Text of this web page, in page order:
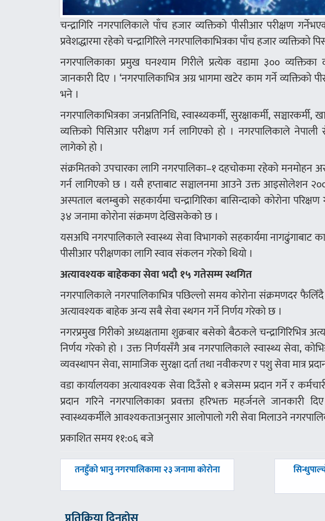
चन्द्रागिरि नगरपालिकाले पाँच हजार व्यक्तिको पीसीआर परीक्षण
प्रवेशद्धारमा रहेको चन्द्रागिरिले नगरपालिकाभित्रका पाँच हजार व्यक्तिको
नगरपालिकाका प्रमुख घनश्याम गिरीले प्रत्येक वडामा ३००
जानकारी दिए । ‘नगरपालिकाभित्र अग्र भागमा खटेर काम गर्ने व्यक्तिको
भने ।
नगरपालिकाभित्रका जनप्रतिनिधि, स्वास्थ्यकर्मी, सुरक्षाकर्मी,
व्यक्तिको पिसिआर परीक्षण गर्न लागिएको हो । नगरपालिकाले नेपाली
लागेको हो ।
संक्रमितको उपचारका लागि नगरपालिका–१ दहचोकमा रहेको मनमोहन
गर्न लागिएको छ । यसै हप्ताबाट सञ्चालनमा आउने उक्त आइसोलेशन
अस्पताल बलम्बुको सहकार्यमा चन्द्रागिरिका बासिन्दाको कोरोना
३४ जनामा कोरोना संक्रमण देखिसकेको छ ।
यसअघि नगरपालिकाले स्वास्थ्य सेवा विभागको सहकार्यमा नागढुंगाबाट
पीसीआर परीक्षणका लागि स्वाव संकलन गरेको थियो ।
अत्यावश्यक बाहेकका सेवा भदौ १५ गतेसम्म स्थगित
नगरपालिकाले नगरपालिकाभित्र पछिल्लो समय कोरोना संक्रमणदर
अत्यावश्यक बाहेक अन्य सबै सेवा स्थगन गर्ने निर्णय गरेको छ ।
नगरप्रमुख गिरीको अध्यक्षतामा शुक्रबार बसेको बैठकले चन्द्रागिरिभित्र
निर्णय गरेको हो । उक्त निर्णयसँगै अब नगरपालिकाले स्वास्थ्य सेवा,
व्यवस्थापन सेवा, सामाजिक सुरक्षा दर्ता तथा नवीकरण र पशु सेवा मात्र
वडा कार्यालयका अत्यावश्यक सेवा दिउँसो १ बजेसम्म प्रदान गर्ने र
प्रदान गरिने नगरपालिकाका प्रवक्ता हरिभक्त महर्जनले जानकारी
स्वास्थ्यकर्मीले आवश्यकताअनुसार आलोपालो गरी सेवा मिलाउने
प्रकाशित समय ११:०६ बजे
पछिल्लाे
तनहुँको भानु नगरपालिकामा २३ जनामा कोरोना
अघिल्लाे